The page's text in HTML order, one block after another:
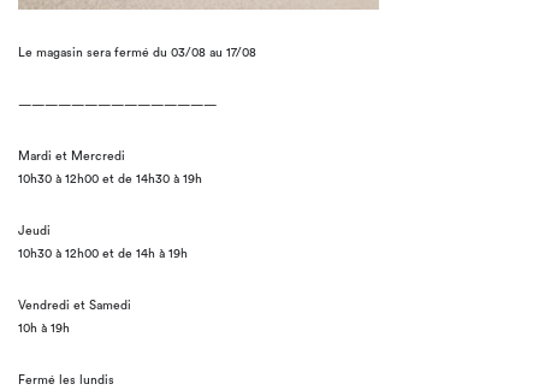
Le magasin sera fermé du 03/08 au 17/08
———————————————
Mardi et Mercredi
10h30 à 12h00 et de 14h30 à 19h
Jeudi
10h30 à 12h00 et de 14h à 19h
Vendredi et Samedi
10h à 19h
Fermé les lundis